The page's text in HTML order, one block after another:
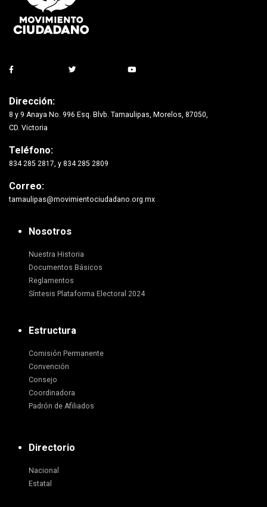
Dirección:
8 y 9 Anaya No. 996 Esq. Blvb. Tamaulipas, Morelos, 87050,
CD. Victoria
Teléfono:
834 285 2817, y 834 285 2809
Correo:
tamaulipas@movimientociudadano.org.mx
Nosotros
Nuestra Historia
Documentos Básicos
Reglamentos
Síntesis Plataforma Electoral 2024
Estructura
Comisión Permanente
Convención
Consejo
Coordinadora
Padrón de Afiliados
Directorio
Nacional
Estatal